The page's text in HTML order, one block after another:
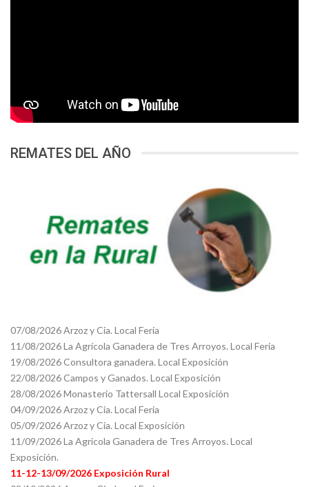
REMATES DEL AÑO
07/08/2026 Arzoz y Cia. Local Feria
11/08/2026 La Agrícola Ganadera de Tres Arroyos. Local Feria
19/08/2026 Consultora ganadera. Local Exposición
22/08/2026 Campos y Ganados. Local Exposición
28/08/2026 Monasterio Tattersall Local Exposición
04/09/2026 Arzoz y Cia. Local Feria
05/09/2026 Arzoz y Cia. Local Exposición
11/09/2026 La Agricola Ganadera de Tres Arroyos. Local
Exposición.
11-12-13/09/2026 Exposición Rural